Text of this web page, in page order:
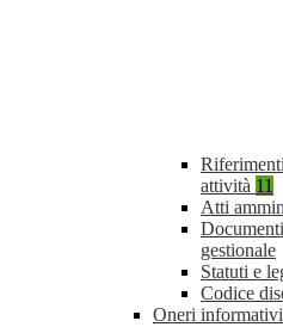
attività 11
Atti
gestionale
Statuti e
Codice
Oneri